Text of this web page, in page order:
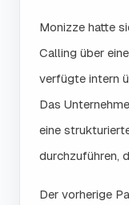
Monizze hatte
Calling über
verfügte intern
Das
eine
durchzuführen,
Der vorherige